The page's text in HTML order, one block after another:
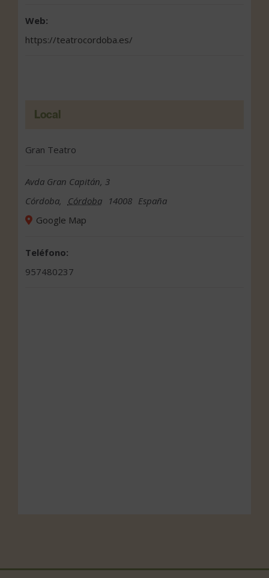
Web:
https://teatrocordoba.es/
Local
Gran Teatro
Avda Gran Capitán, 3
Córdoba, Córdoba 14008 España
Google Map
Teléfono:
957480237